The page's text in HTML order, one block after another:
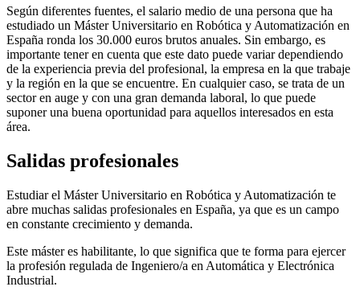
Según diferentes fuentes, el salario medio de una persona que ha
estudiado un Máster Universitario en Robótica y Automatización en
España ronda los 30.000 euros brutos anuales. Sin embargo, es
importante tener en cuenta que este dato puede variar dependiendo
de la experiencia previa del profesional, la empresa en la que trabaje
y la región en la que se encuentre. En cualquier caso, se trata de un
sector en auge y con una gran demanda laboral, lo que puede
suponer una buena oportunidad para aquellos interesados en esta
área.
Salidas profesionales
Estudiar el Máster Universitario en Robótica y Automatización te
abre muchas salidas profesionales en España, ya que es un campo
en constante crecimiento y demanda.
Este máster es habilitante, lo que significa que te forma para ejercer
la profesión regulada de Ingeniero/a en Automática y Electrónica
Industrial.